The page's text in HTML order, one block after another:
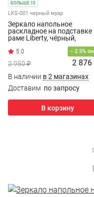
БОЛЬШЕ 10
LKS-001 черный муар
Зеркало напольное
раскладное на подставке
раме Liberty, чёрный,
5.0 − 2.5%
2 950 ₽ 2 876
В наличии в 2 магазинах
Доставим по запросу
В корзину